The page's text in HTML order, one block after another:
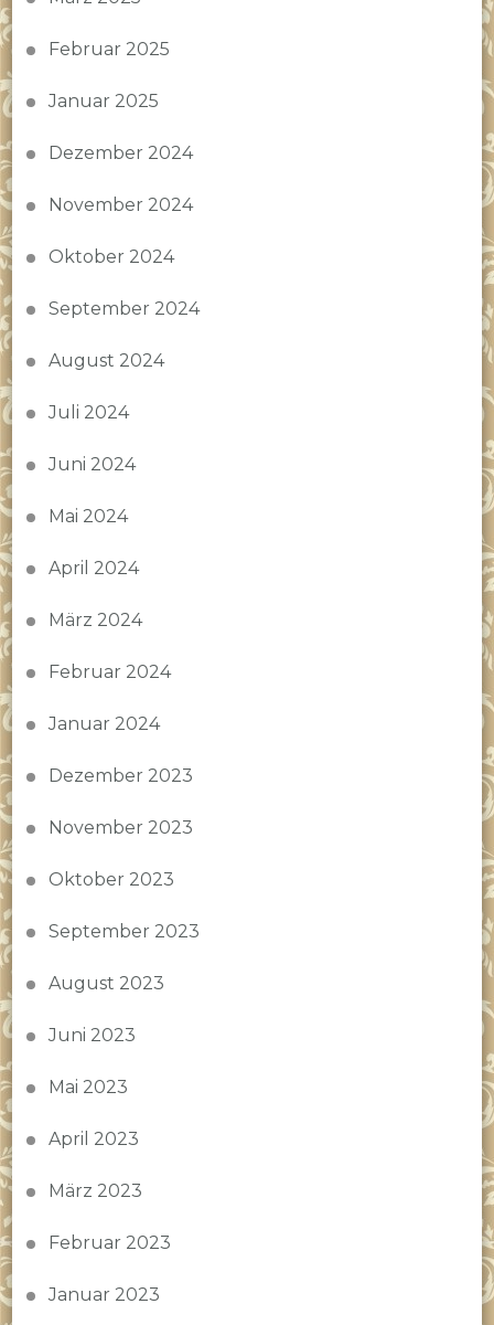
Februar 2025
Januar 2025
Dezember 2024
November 2024
Oktober 2024
September 2024
August 2024
Juli 2024
Juni 2024
Mai 2024
April 2024
März 2024
Februar 2024
Januar 2024
Dezember 2023
November 2023
Oktober 2023
September 2023
August 2023
Juni 2023
Mai 2023
April 2023
März 2023
Februar 2023
Januar 2023